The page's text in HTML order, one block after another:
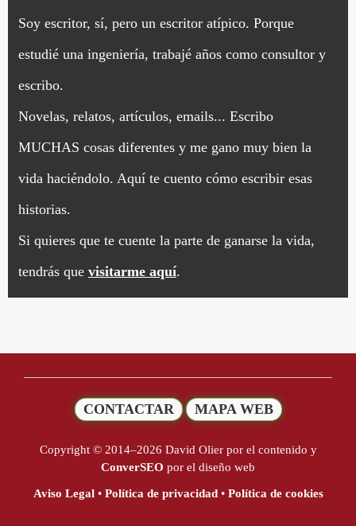
Soy escritor, sí, pero un escritor atípico. Porque
estudié una ingeniería, trabajé años como consultor y
escribo.
Novelas, relatos, artículos, emails... Escribo
MUCHAS cosas diferentes y me gano muy bien la
vida haciéndolo. Aquí te cuento cómo escribir esas
historias.
Si quieres que te cuente la parte de ganarse la vida,
tendrás que visitarme aquí.
Copyright © 2014–2026 David Olier por el contenido y
ConverSEO por el diseño web
Aviso Legal• Política de privacidad• Política de cookies
CONTACTAR MAPA WEB